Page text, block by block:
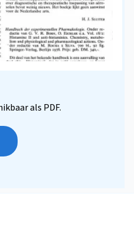
als PDF.